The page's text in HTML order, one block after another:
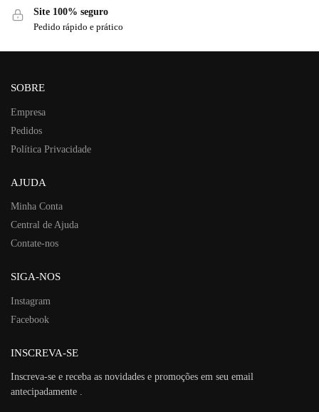
Site 100% seguro
Pedido rápido e prático
SOBRE
Empresa
Pedidos
Política Privacidade
AJUDA
Minha Conta
Central de Ajuda
Contate-nos
SIGA-NOS
Instagram
Facebook
INSCREVA-SE
Inscreva-se e receba as novidades e promoções em seu email
antecipadamente .